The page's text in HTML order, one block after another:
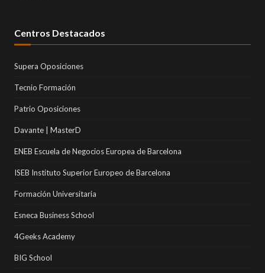
Centros Destacados
Supera Oposiciones
Tecnio Formación
Patrio Oposiciones
Davante | MasterD
ENEB Escuela de Negocios Europea de Barcelona
ISEB Instituto Superior Europeo de Barcelona
Formación Universitaria
Esneca Business School
4Geeks Academy
BIG School